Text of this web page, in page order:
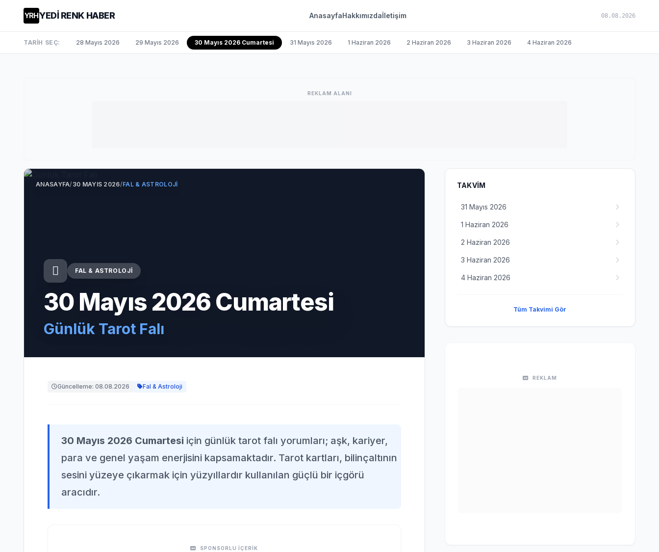
YRHYEDİ RENK HABER AnasayfaHakkımızdaİletişim 08.08.2026
TARİH SEÇ: 28 Mayıs 2026 29 Mayıs 2026 30 Mayıs 2026 Cumartesi 31 Mayıs 2026 1 Haziran 2026 2 Haziran 2026 3 Haziran 2026 4 Haziran 2026
REKLAM ALANI
ANASAYFA/30 MAYIS 2026/FAL & ASTROLOJI
FAL & ASTROLOJI
30 Mayıs 2026 Cumartesi
Günlük Tarot Falı
Güncelleme: 08.08.2026 Fal & Astroloji
30 Mayıs 2026 Cumartesi için günlük tarot falı yorumları; aşk, kariyer,
para ve genel yaşam enerjisini kapsamaktadır. Tarot kartları, bilinçaltının
sesini yüzeye çıkarmak için yüzyıllardır kullanılan güçlü bir içgörü
aracıdır.
SPONSORLU İÇERİK
TAKVIM
31 Mayıs 2026
1 Haziran 2026
2 Haziran 2026
3 Haziran 2026
4 Haziran 2026
Tüm Takvimi Gör
REKLAM